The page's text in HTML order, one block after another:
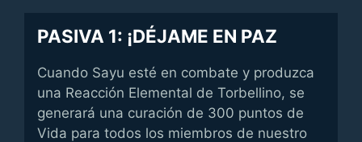
PASIVA 1: ¡DÉJAME EN PAZ
Cuando Sayu esté en combate y produzca
una Reacción Elemental de Torbellino, se
generará una curación de 300 puntos de
Vida para todos los miembros de nuestro